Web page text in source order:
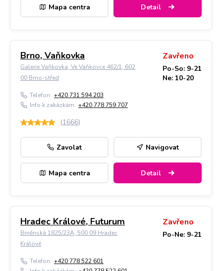
Mapa centra Detail
Brno, Vaňkovka
Galerie Vaňkovka, Ve Vaňkovce 462/1, 602
00 Brno-střed
Zavřeno
Po-So: 9-21
Ne: 10-20
Telefon: +420 731 594 203
Info k zakázkám: +420 778 759 707
(1666)
Zavolat Navigovat
Mapa centra Detail
Hradec Králové, Futurum
Brněnská 1825/23A, 500 09 Hradec
Králové
Zavřeno
Po-Ne: 9-21
Telefon: +420 778 522 601